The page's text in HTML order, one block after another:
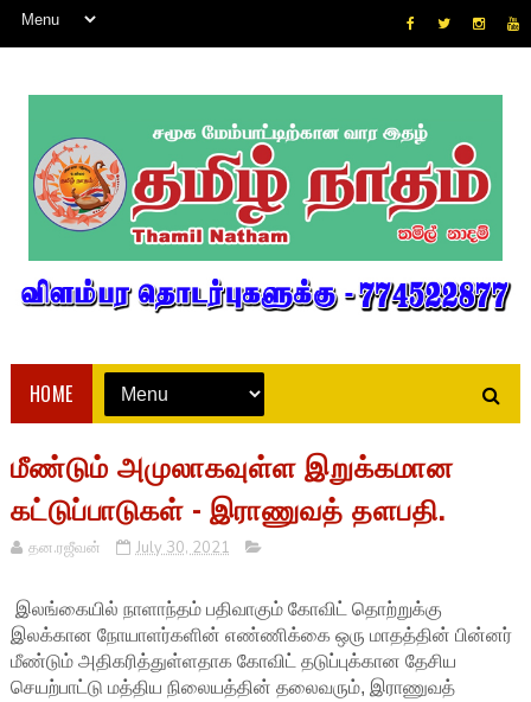
HOME
மீண்டும் அமுலாகவுள்ள இறுக்கமான
கட்டுப்பாடுகள் - இராணுவத் தளபதி.
தன.ரஜீவன் July 30, 2021
இலங்கையில் நாளாந்தம் பதிவாகும் கோவிட் தொற்றுக்கு
இலக்கான நோயாளர்களின் எண்ணிக்கை ஒரு மாதத்தின் பின்னர்
மீண்டும் அதிகரித்துள்ளதாக கோவிட் தடுப்புக்கான தேசிய
செயற்பாட்டு மத்திய நிலையத்தின் தலைவரும், இராணுவத்